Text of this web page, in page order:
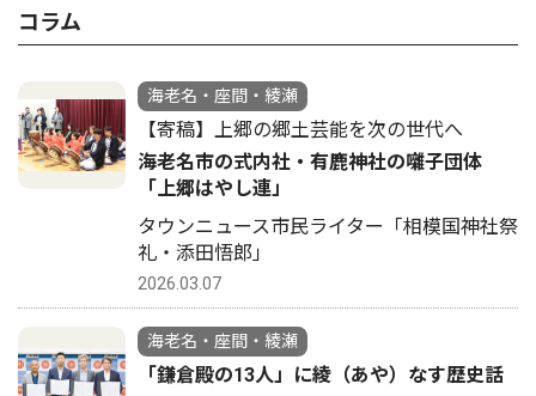
コラム
海老名・座間・綾瀬
【寄稿】上郷の郷土芸能を次の世代へ
海老名市の式内社・有鹿神社の囃子団体
「上郷はやし連」
タウンニュース市民ライター「相模国神社祭
礼・添田悟郎」
2026.03.07
海老名・座間・綾瀬
「鎌倉殿の13人」に綾（あや）なす歴史話